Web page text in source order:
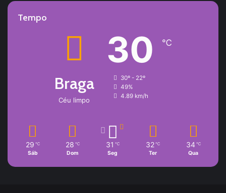
Tempo
Braga
Céu limpo
30 ℃
30º - 22º
49%
4.89 km/h
29 ℃
Sáb
28 ℃
Dom
31 ℃
Seg
32 ℃
Ter
34 ℃
Qua